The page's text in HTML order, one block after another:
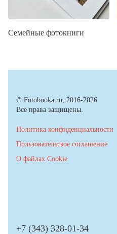
Семейные фотокниги
© Fotobooka.ru, 2016-2026
Все права защищены.
Политика конфиденциальности
Пользовательское соглашение
О файлах Cookie
+7 (343) 328-01-34